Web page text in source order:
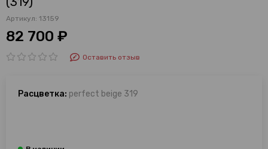
Артикул: 13159
82 700 ₽
Оставить отзыв
Расцветка: perfect beige 319